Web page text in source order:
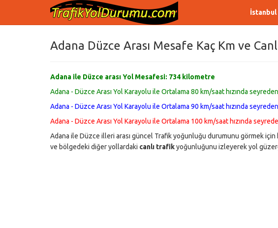
Adana Düzce Arası Mesafe Kaç Km ve
Adana ile Düzce arası Yol Mesafesi: 734 kilometre
Adana - Düzce Arası Yol Karayolu ile Ortalama 80 km/saat hızında
Adana - Düzce Arası Yol Karayolu ile Ortalama 90 km/saat hızında
Adana - Düzce Arası Yol Karayolu ile Ortalama 100 km/saat hızında
Adana ile Düzce illeri arası güncel Trafik yoğunluğu durumunu görmek
ve bölgedeki diğer yollardaki canlı trafikyoğunluğunu izleyerek yol